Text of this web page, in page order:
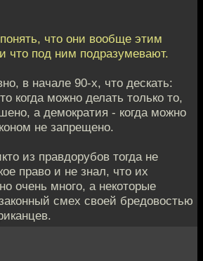
что они вообще этим
что под ним подразумевают.
в начале 90-х, что дескать:
когда можно делать только то,
а демократия - когда можно
не запрещено.
из правдорубов тогда не
право и не знал, что их
очень много, а некоторые
смех своей бредовостью